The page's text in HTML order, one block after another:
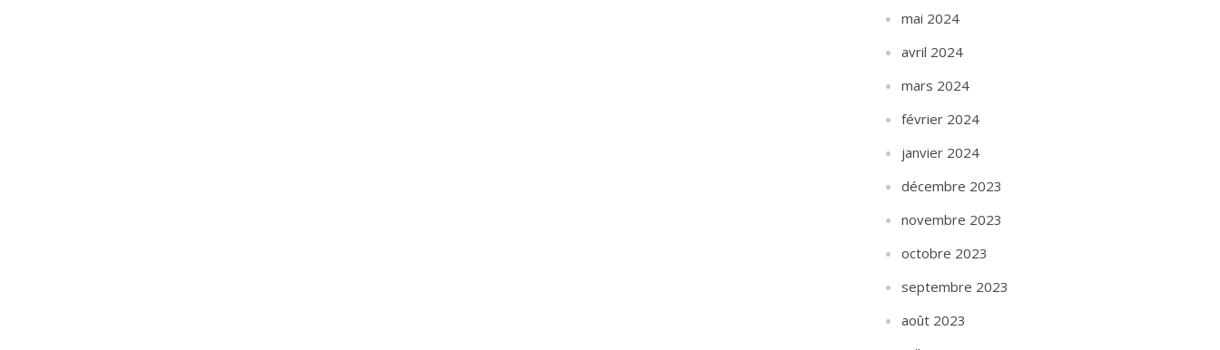
mai 2024
avril 2024
mars 2024
février 2024
janvier 2024
décembre 2023
novembre 2023
octobre 2023
septembre 2023
août 2023